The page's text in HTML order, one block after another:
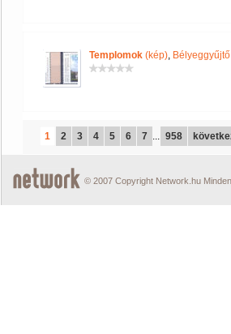
Templomok (kép),
1 2 3 4 5 6 7 ... 958
© 2007 Copyright Network.hu